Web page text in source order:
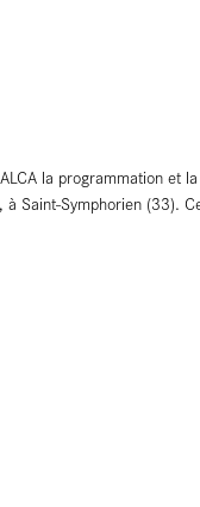
la programmation et
Saint-Symphorien (33).